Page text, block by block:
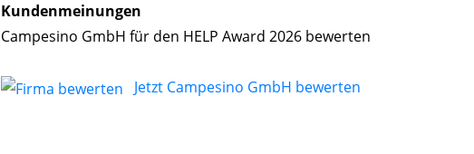
Kundenmeinungen
Campesino GmbH für den HELP Award 2026 bewerten
Jetzt Campesino GmbH bewerten